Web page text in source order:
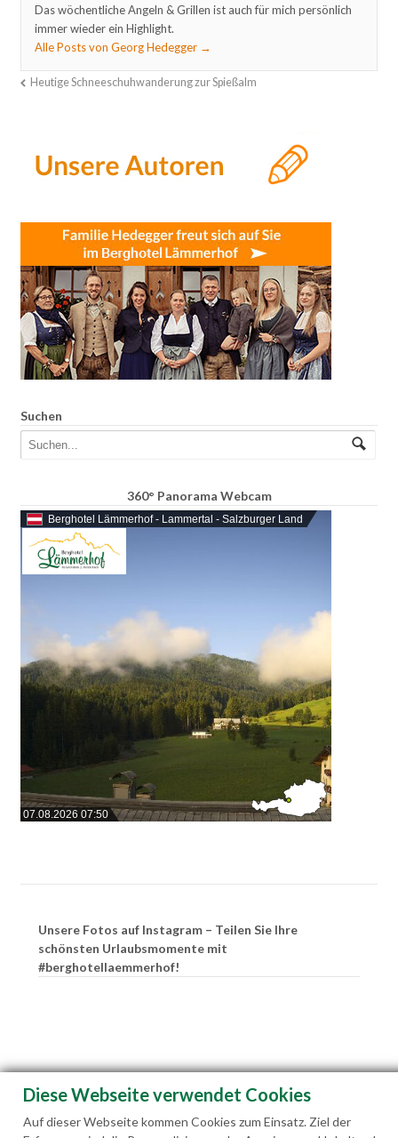
Das wöchentliche Angeln & Grillen ist auch für mich persönlich
immer wieder ein Highlight.
Alle Posts von Georg Hedegger →
Heutige Schneeschuhwanderung zur Spießalm
Suchen
360° Panorama Webcam
Berghotel Lämmerhof - Lammertal - Salzburger Land
07.08.2026 07:50
Unsere Fotos auf Instagram – Teilen Sie Ihre
schönsten Urlaubsmomente mit
#berghotellaemmerhof!
Diese Webseite verwendet Cookies
Auf dieser Webseite kommen Cookies zum Einsatz. Ziel der